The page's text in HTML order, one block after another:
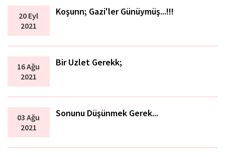
20 Eyl
2021
Koşunn; Gazi'ler Günüymüş...!!!
16 Ağu
2021
Bir Uzlet Gerekk;
03 Ağu
2021
Sonunu Düşünmek Gerek...